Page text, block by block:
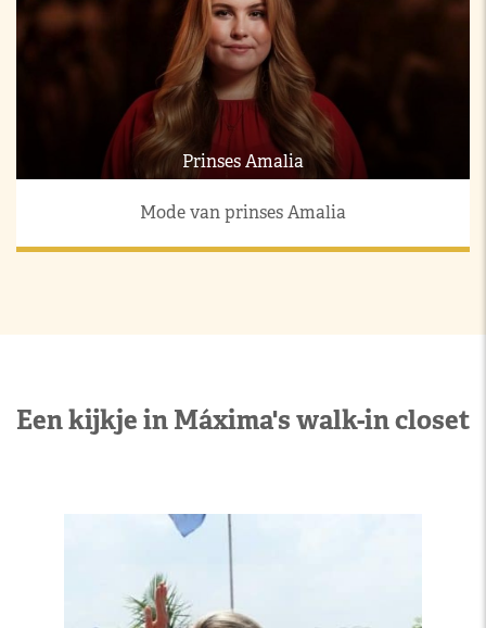
Prinses Amalia
Mode van prinses Amalia
Een kijkje in Máxima's walk-in closet